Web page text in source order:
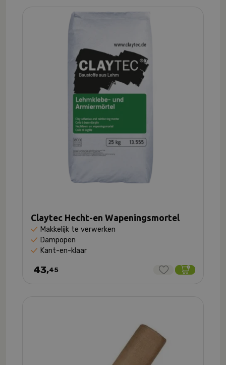
Claytec Hecht-en Wapeningsmortel
Makkelijk te verwerken
Dampopen
Kant-en-klaar
43,45